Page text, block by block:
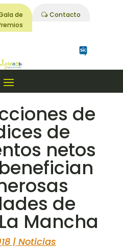
de
Contacto
de
de
netos
de
Mancha
| Noticias